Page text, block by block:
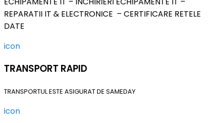
REPARATII IT & ELECTRONICE – CERTIFICARE RETELE
DATE
icon
TRANSPORT RAPID
TRANSPORTUL ESTE ASIGURAT DE SAMEDAY
icon